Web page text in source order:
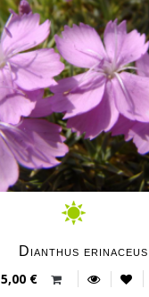
Dianthus erinaceus
5,00 €